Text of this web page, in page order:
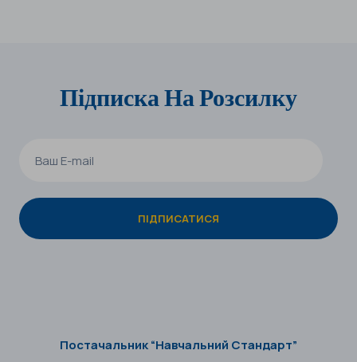
Підписка На Розсилку
Постачальник “Навчальний Стандарт”